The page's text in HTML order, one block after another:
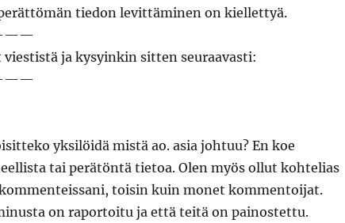
tiedon levittäminen on kiellettyä.
ja kysyinkin sitten seuraavasti:
yksilöidä mistä ao. asia johtuu? En koe
tai perätöntä tietoa. Olen myös ollut kohtelias
toisin kuin monet kommentoijat.
on raportoitu ja että teitä on painostettu.